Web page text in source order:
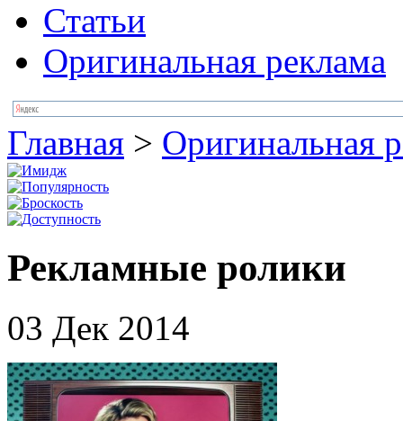
Статьи
Оригинальная реклама
Главная > Оригинальная
Рекламные ролики
03 Дек 2014